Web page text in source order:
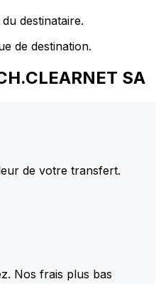
destinataire.
de destination.
SA
de votre transfert.
Nos frais plus bas